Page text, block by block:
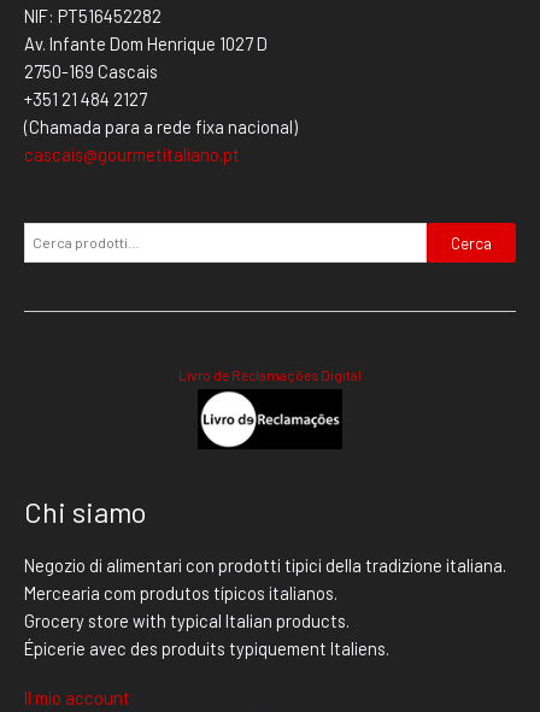
NIF: PT516452282
Av. Infante Dom Henrique 1027 D
2750-169 Cascais
+351 21 484 2127
(Chamada para a rede fixa nacional)
cascais@gourmetitaliano.pt
Cerca
Livro de Reclamações Digital
Chi siamo
Negozio di alimentari con prodotti tipici della tradizione italiana.
Mercearia com produtos típicos italianos.
Grocery store with typical Italian products.
Épicerie avec des produits typiquement Italiens.
Il mio account